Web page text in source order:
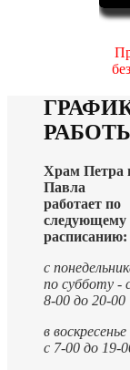
Храм Петра
Павла
работает по
следующему
расписанию:
с
по субботу -
8-00 до 20-00
в воскресенье
с 7-00 до 19-